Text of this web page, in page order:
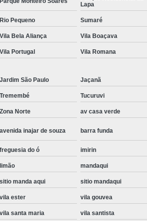
de Lavar Roupa
Instalação de
de Lavar Roupa
Instalação
de Lavar Samsung
Instalação
Lavar Roupa
Maquina de Lavar
Maquina de Lavar
Instalação
e Seca Samsung
Instalação de
Instalação Lava e Seca Samsung
Lava e Seca
Instalação Maquina
Samsung Lava e Seca
Lava e Seca
Instalação
Samsung
Manutenção de Fogão a Gas
de Fogão Electrolux
Manutenção
Lapa
Rio Pequeno Sumaré
Vila Bela Aliança Vila Boaçava
Vila Portugal Vila Romana
Jardim São Paulo Jaçanã
Tremembé Tucuruvi
Zona Norte av casa verde
avenida inajar de souza barra funda
freguesia do ó imirin
limão mandaqui
sitio manda aqui sitio mandaqui
vila ester vila gouvea
vila santa maria vila santista